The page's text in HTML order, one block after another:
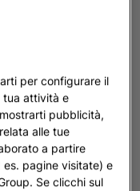
per configurare il
tua attività e
pubblicità,
alle tue
a partire
pagine visitate) e
Se clicchi sul